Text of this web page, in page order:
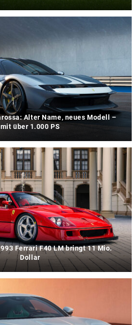
Alter Name, neues Modell –
mit über 1.000 PS
Ferrari F40 LM bringt 11 Mio.
Dollar